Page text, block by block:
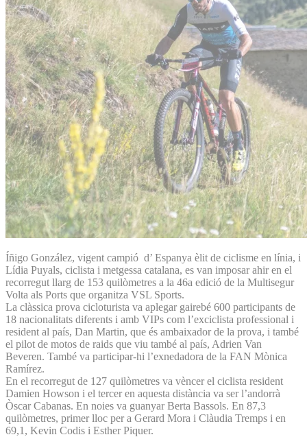
Íñigo González, vigent campió d’ Espanya èlit de ciclisme en línia, i
Lídia Puyals, ciclista i metgessa catalana, es van imposar ahir en el
recorregut llarg de 153 quilòmetres a la 46a edició de la Multisegur
Volta als Ports que organitza VSL Sports.
La clàssica prova cicloturista va aplegar gairebé 600 participants de
18 nacionalitats diferents i amb VIPs com l’exciclista professional i
resident al país, Dan Martin, que és ambaixador de la prova, i també
el pilot de motos de raids que viu també al país, Adrien Van
Beveren. També va participar-hi l’exnedadora de la FAN Mònica
Ramírez.
En el recorregut de 127 quilòmetres va vèncer el ciclista resident
Damien Howson i el tercer en aquesta distància va ser l’andorrà
Òscar Cabanas. En noies va guanyar Berta Bassols. En 87,3
quilòmetres, primer lloc per a Gerard Mora i Clàudia Tremps i en
69,1, Kevin Codis i Esther Piquer.